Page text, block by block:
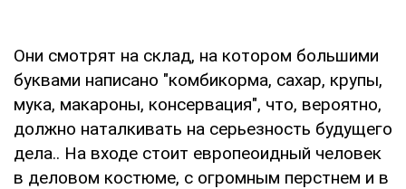
Они смотрят на склад, на котором большими
буквами написано "комбикорма, сахар, крупы,
мука, макароны, консервация", что, вероятно,
должно наталкивать на серьезность будущего
дела.. На входе стоит европеоидный человек
в деловом костюме, с огромным перстнем и в